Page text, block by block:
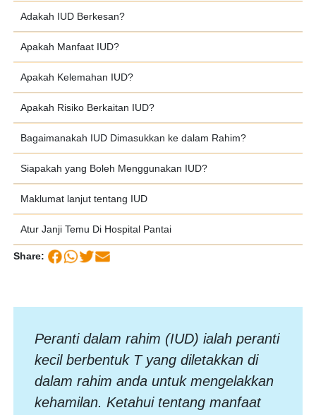
Adakah IUD Berkesan?
Apakah Manfaat IUD?
Apakah Kelemahan IUD?
Apakah Risiko Berkaitan IUD?
Bagaimanakah IUD Dimasukkan ke dalam Rahim?
Siapakah yang Boleh Menggunakan IUD?
Maklumat lanjut tentang IUD
Atur Janji Temu Di Hospital Pantai
Share:
Peranti dalam rahim (IUD) ialah peranti
kecil berbentuk T yang diletakkan di
dalam rahim anda untuk mengelakkan
kehamilan. Ketahui tentang manfaat